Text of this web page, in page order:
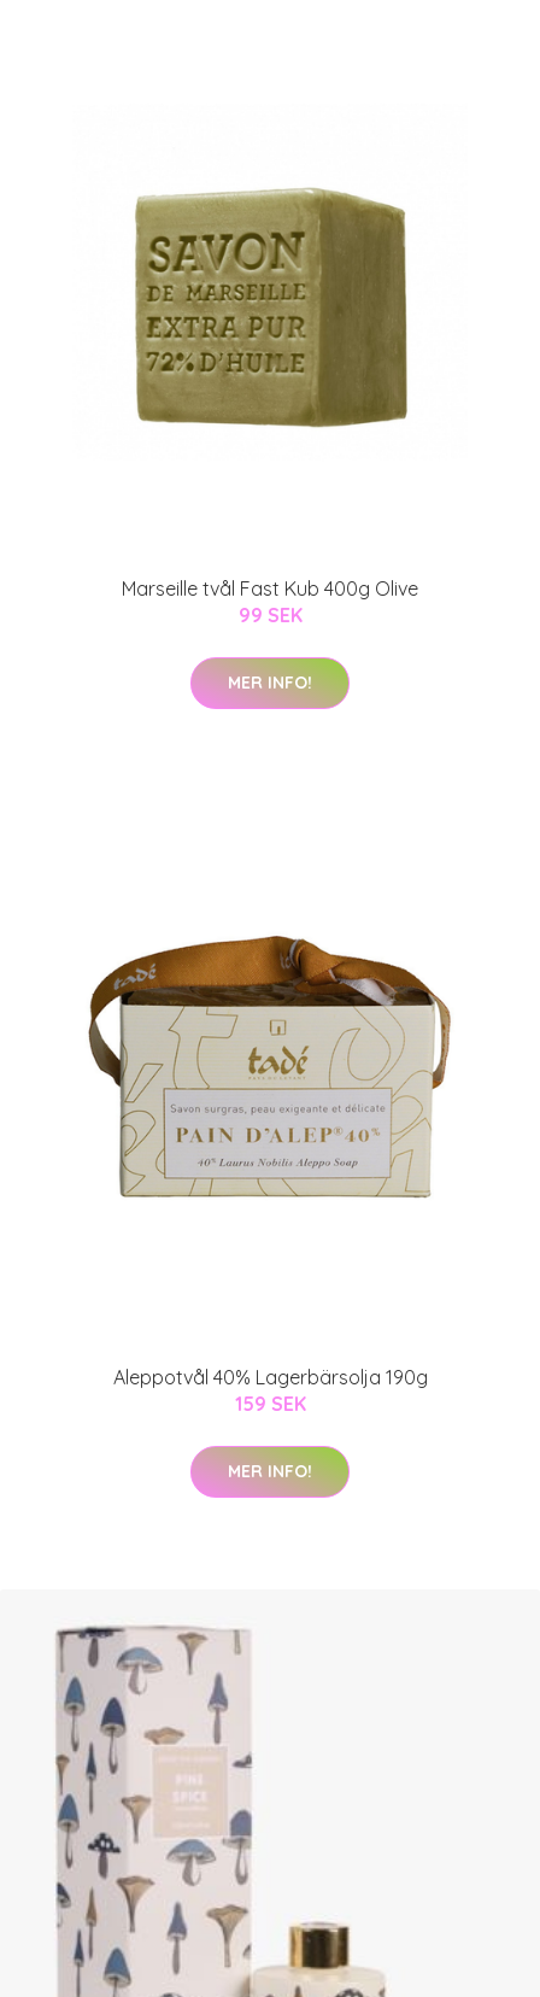
Marseille tvål Fast Kub 400g Olive
99 SEK
MER INFO!
Aleppotvål 40% Lagerbärsolja 190g
159 SEK
MER INFO!